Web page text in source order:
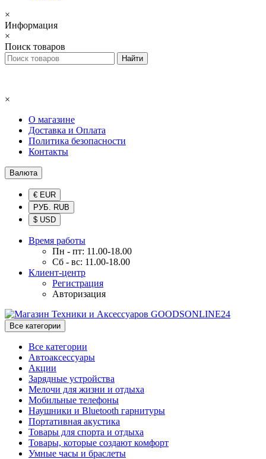
×
Информация
×
Поиск товаров
×
О магазине
Доставка и Оплата
Политика безопасности
Контакты
Валюта
€ EUR
РУБ. RUB
$ USD
Время работы
Пн - пт: 11.00-18.00
Сб - вс: 11.00-18.00
Клиент-центр
Регистрация
Авторизация
Все категории
Все категории
Автоаксессуары
Акции
Зарядные устройства
Мелочи для жизни и отдыха
Мобильные телефоны
Наушники и Bluetooth гарнитуры
Портативная акустика
Товары для спорта и отдыха
Товары, которые создают комфорт
Умные часы и браслеты